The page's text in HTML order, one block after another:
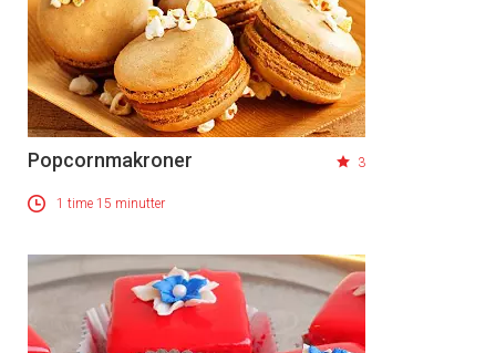
Popcornmakroner 3
1 time 15 minutter